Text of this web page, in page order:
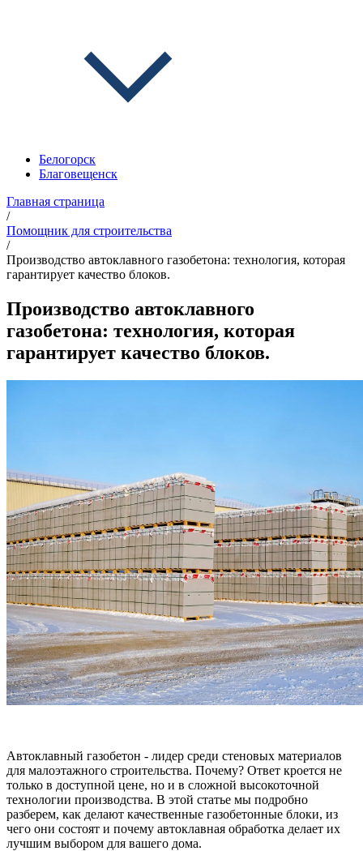
Белогорск
Благовещенск
Главная страница
/
Помощник для строительства
/
Производство автоклавного газобетона: технология, которая
гарантирует качество блоков.
Производство автоклавного
газобетона: технология, которая
гарантирует качество блоков.
Автоклавный газобетон - лидер среди стеновых материалов
для малоэтажного строительства. Почему? Ответ кроется не
только в доступной цене, но и в сложной высокоточной
технологии производства. В этой статье мы подробно
разберем, как делают качественные газобетонные блоки, из
чего они состоят и почему автоклавная обработка делает их
лучшим выбором для вашего дома.